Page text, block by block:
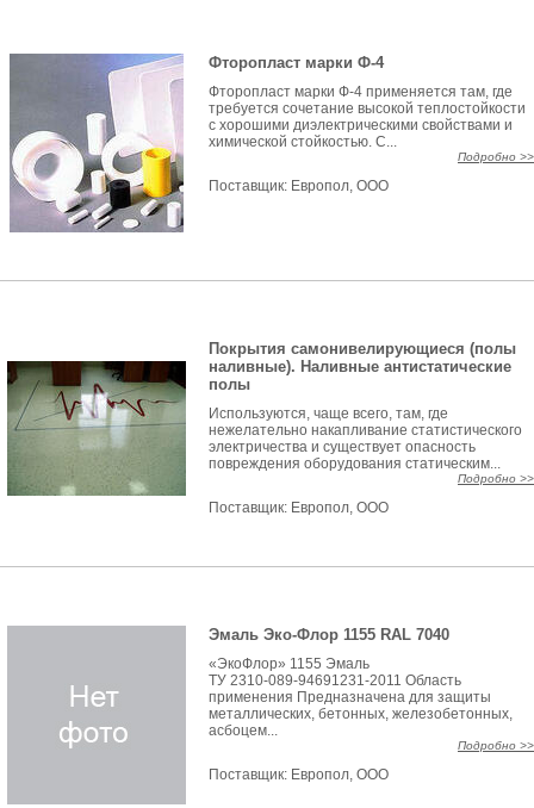
Фторопласт марки Ф-4
Фторопласт марки Ф-4 применяется там, где
требуется сочетание высокой теплостойкости
с хорошими диэлектрическими свойствами и
химической стойкостью. С...
Подробно >>
Поставщик: Европол, ООО
Покрытия самонивелирующиеся (полы
наливные). Наливные антистатические
полы
Используются, чаще всего, там, где
нежелательно накапливание статистического
электричества и существует опасность
повреждения оборудования статическим...
Подробно >>
Поставщик: Европол, ООО
Эмаль Эко-Флор 1155 RAL 7040
«ЭкоФлор» 1155 Эмаль
ТУ 2310-089-94691231-2011 Область
применения Предназначена для защиты
металлических, бетонных, железобетонных,
асбоцем...
Подробно >>
Поставщик: Европол, ООО